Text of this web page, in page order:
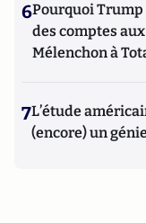
6Pourquoi
des comptes
Mélenchon à
7L’étude
(encore) un